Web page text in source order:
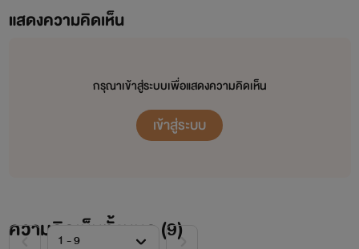
แสดงความคิดเห็น
กรุณาเข้าสู่ระบบเพื่อแสดงความคิดเห็น
เข้าสู่ระบบ
ความคิดเห็นทั้งหมด (9)